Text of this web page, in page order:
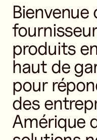
Bienvenue
produits
haut de
pour
des
Amérique